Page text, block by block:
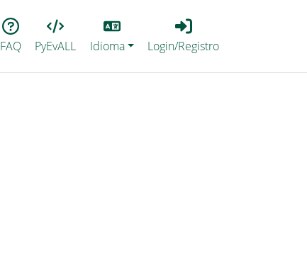
FAQ PyEvALL
Lang
Idioma
Login_Registro
Login/Registro